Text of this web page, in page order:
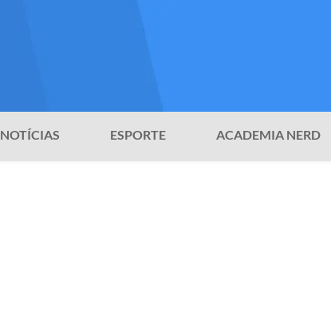
NOTÍCIAS ESPORTE ACADEMIA NERD